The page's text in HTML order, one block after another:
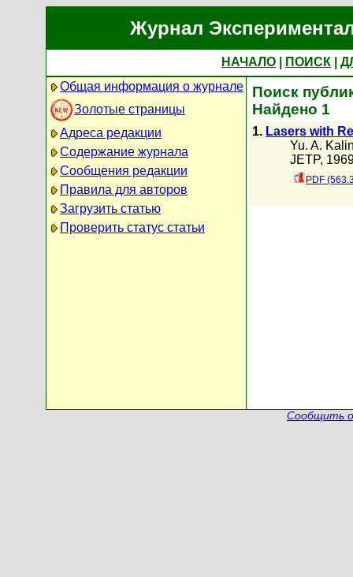
Журнал
НАЧАЛО ПОИСК
Общая информация о журнале
Золотые страницы
Адреса редакции
Содержание журнала
Сообщения редакции
Правила для авторов
Загрузить статью
Проверить статус статьи
Поиск
Найдено 1
1. Lasers with
Yu. A.
JETP,
PDF
Сообщить о